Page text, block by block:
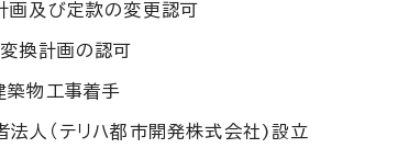
画及び定款の変更認可
換計画の認可
築物工事着手
人（テリハ都市開発株式会社)設立